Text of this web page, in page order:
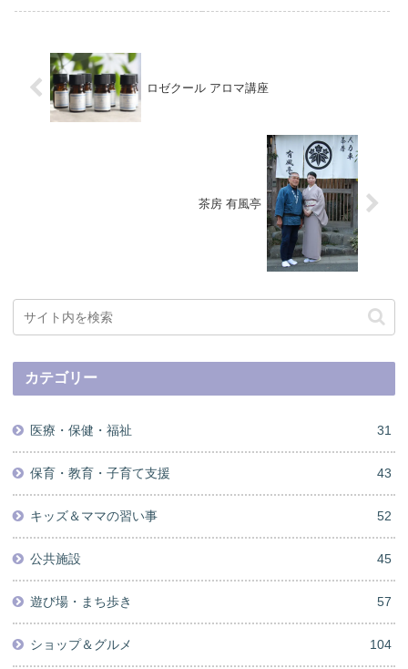
ロゼクール アロマ講座
茶房 有風亭
カテゴリー
医療・保健・福祉 31
保育・教育・子育て支援 43
キッズ＆ママの習い事 52
公共施設 45
遊び場・まち歩き 57
ショップ＆グルメ 104